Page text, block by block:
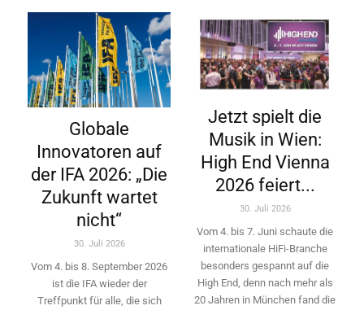
Globale
Innovatoren auf
der IFA 2026: „Die
Zukunft wartet
nicht“
30. Juli 2026
Vom 4. bis 8. September 2026
ist die IFA wieder der
Treffpunkt für alle, die sich
Jetzt spielt die
Musik in Wien:
High End Vienna
2026 feiert...
30. Juli 2026
Vom 4. bis 7. Juni schaute die
internationale HiFi-Branche
besonders gespannt auf die
High End, denn nach mehr als
20 Jahren in München fand die